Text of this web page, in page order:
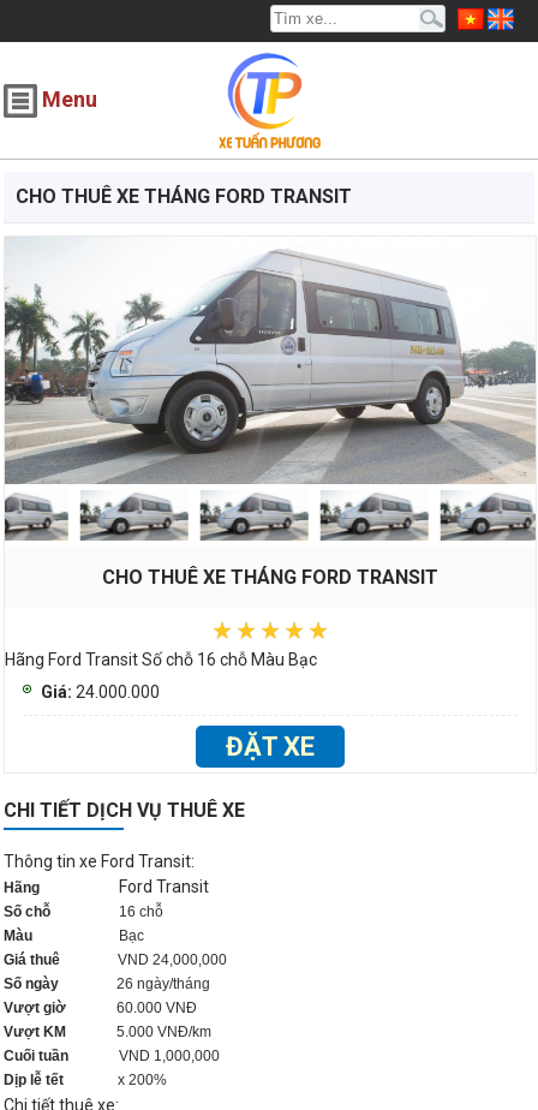
TRANG CHỦ
THUÊ XE DU LỊCH
ĐẶT XE THEO YÊU CẦU BẢNG GIÁ DỊCH VỤ
CẨM NANG
Menu
CHO THUÊ XE THÁNG FORD TRANSIT
CHO THUÊ XE THÁNG FORD TRANSIT
Hãng Ford Transit Số chỗ 16 chỗ Màu Bạc
Giá: 24.000.000
ĐẶT XE
CHI TIẾT DỊCH VỤ THUÊ XE
Thông tin xe Ford Transit:
Hãng Ford Transit
Số chỗ
16 chỗ
Màu Bạc
Giá thuê VND 24,000,000
Số ngày 26 ngày/tháng
Vượt giờ 60.000 VNĐ
Vượt KM 5.000 VNĐ/km
Cuối tuần VND 1,000,000
Dịp lễ tết x 200%
Chi tiết thuê xe: